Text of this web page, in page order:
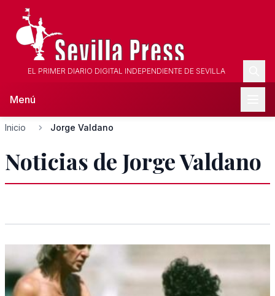
EL PRIMER DIARIO DIGITAL INDEPENDIENTE DE SEVILLA
Menú
Inicio Jorge Valdano
Noticias de Jorge Valdano